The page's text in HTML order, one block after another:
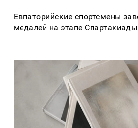
Евпаторийские спортсмены
медалей на этапе